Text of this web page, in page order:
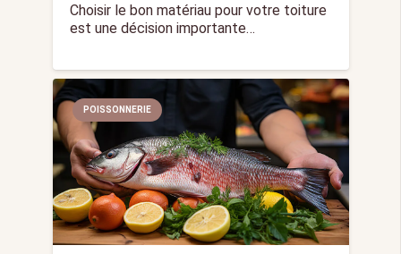
Choisir le bon matériau pour votre toiture
est une décision importante…
POISSONNERIE